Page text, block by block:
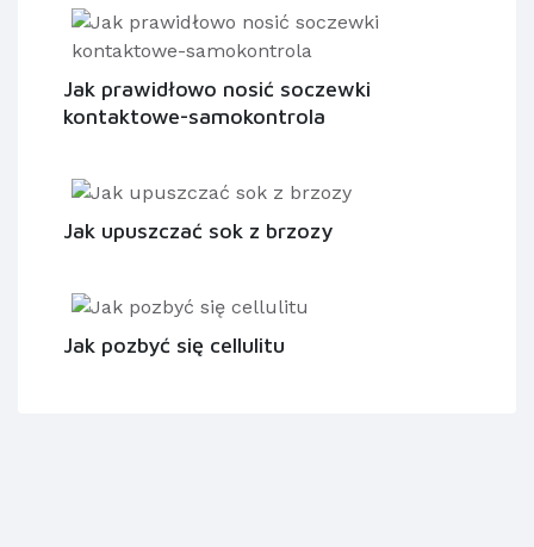
Jak prawidłowo nosić soczewki
kontaktowe-samokontrola
Jak upuszczać sok z brzozy
Jak pozbyć się cellulitu